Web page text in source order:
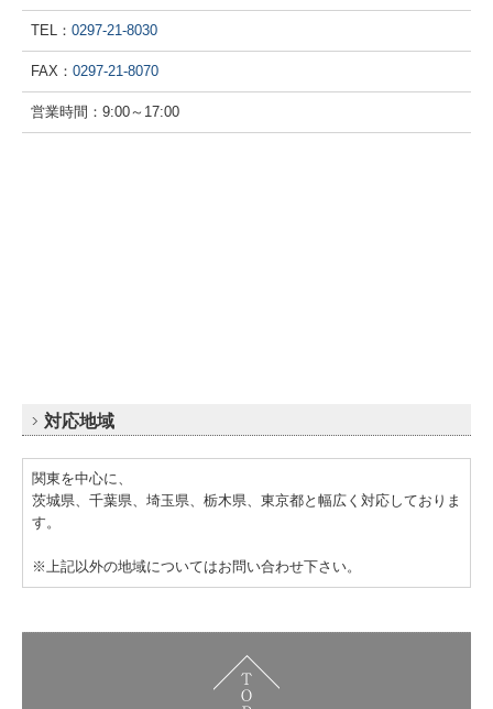
TEL： 0297-21-8030
FAX： 0297-21-8070
営業時間：9:00～17:00
対応地域
関東を中心に、
茨城県、千葉県、埼玉県、栃木県、東京都と幅広く対応しておりま
す。
※上記以外の地域についてはお問い合わせ下さい。